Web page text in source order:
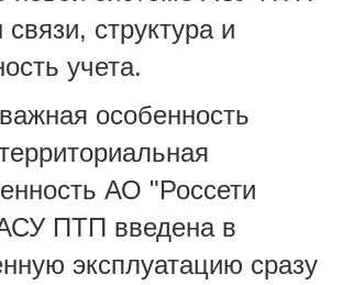
структура и
учета.
особенность
АО "Россети
ПТП введена в
эксплуатацию сразу